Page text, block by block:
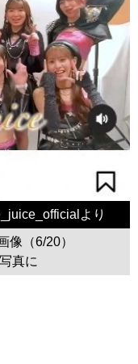
より
像（6/20）
真に